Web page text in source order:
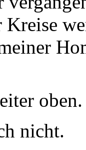
Kreise
oben.
nicht.